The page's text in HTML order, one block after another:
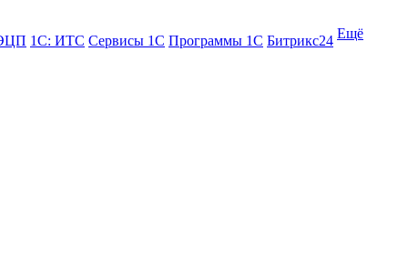
1С: ИТС Сервисы 1С Программы 1С Битрикс24 Ещё